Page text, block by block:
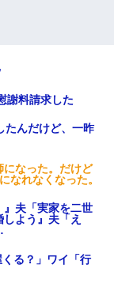
謝料請求した
たんだけど、一昨
になった。だけど
なれなくなった。
』夫「実家を二世
よう』夫「え
る？」ワイ「行